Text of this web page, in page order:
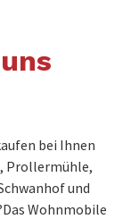
bei Ihnen
Prollermühle,
und
Wohnmobile